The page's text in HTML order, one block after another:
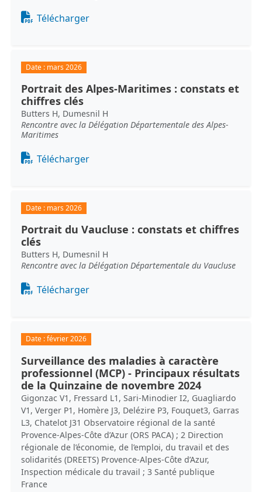
Document
Télécharger
Date : mars 2026
Portrait des Alpes-Maritimes : constats et
chiffres clés
Butters H, Dumesnil H
Rencontre avec la Délégation Départementale des Alpes-
Maritimes
Document
Télécharger
Date : mars 2026
Portrait du Vaucluse : constats et chiffres
clés
Butters H, Dumesnil H
Rencontre avec la Délégation Départementale du Vaucluse
Document
Télécharger
Date :février 2026
Surveillance des maladies à caractère
professionnel (MCP) - Principaux résultats
de la Quinzaine de novembre 2024
Gigonzac V1, Fressard L1, Sari-Minodier I2, Guagliardo
V1, Verger P1, Homère J3, Delézire P3, Fouquet3, Garras
L3, Chatelot J31 Observatoire régional de la santé
Provence-Alpes-Côte d’Azur (ORS PACA) ; 2 Direction
régionale de l’économie, de l’emploi, du travail et des
solidarités (DREETS) Provence-Alpes-Côte d’Azur,
Inspection médicale du travail ; 3 Santé publique
France